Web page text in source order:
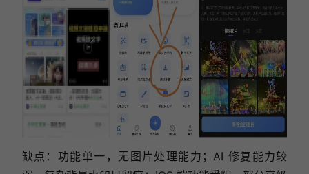
缺点：功能单一，无图片处理能力；AI 修复能力较